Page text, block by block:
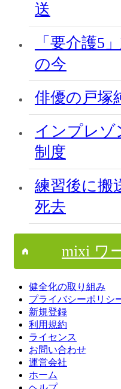
送
「要介護5
の今
俳優の戸塚
インプレゾ
制度
練習後に搬
死去
mixi ワ
健全化の取り組み
プライバシーポリシ
新規登録
利用規約
ライセンス
お問い合わせ
運営会社
ホーム